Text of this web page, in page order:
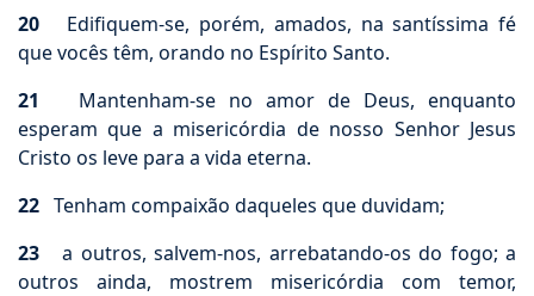
20 Edifiquem-se, porém, amados, na santíssima fé
que vocês têm, orando no Espírito Santo.
21 Mantenham-se no amor de Deus, enquanto
esperam que a misericórdia de nosso Senhor Jesus
Cristo os leve para a vida eterna.
22 Tenham compaixão daqueles que duvidam;
23 a outros, salvem-nos, arrebatando-os do fogo; a
outros ainda, mostrem misericórdia com temor,